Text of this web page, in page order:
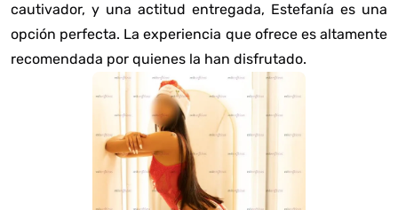
cautivador, y una actitud entregada, Estefanía es una
opción perfecta. La experiencia que ofrece es altamente
recomendada por quienes la han disfrutado.